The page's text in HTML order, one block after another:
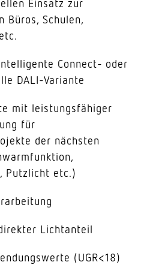
Einsatz zur
Büros, Schulen,
Connect- oder
DALI-Variante
mit leistungsfähiger
für
der nächsten
Putzlicht etc.)
Lichtanteil
(UGR<18)